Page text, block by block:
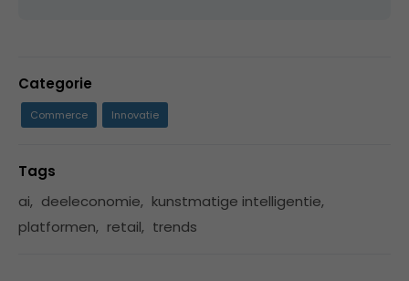
Categorie
Commerce Innovatie
Tags
ai, deeleconomie, kunstmatige intelligentie,
platformen, retail, trends